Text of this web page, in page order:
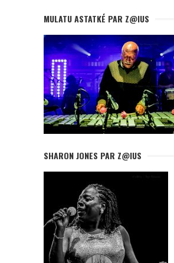
MULATU ASTATKÉ PAR Z@IUS
SHARON JONES PAR Z@IUS